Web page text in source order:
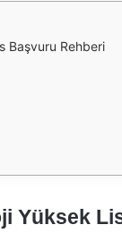
Başvuru Rehberi
Yüksek